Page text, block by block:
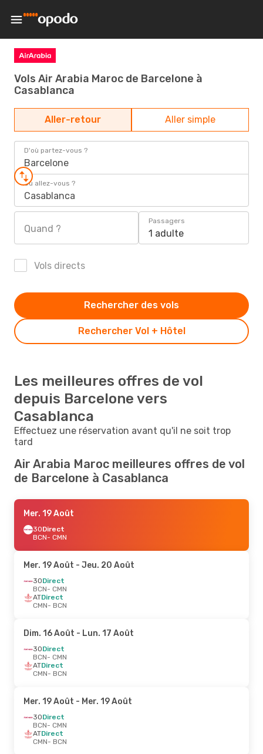
Vols Air Arabia Maroc de Barcelone à
Casablanca
Aller-retour Aller simple
D'où partez-vous ?
Barcelone
Où allez-vous ?
Casablanca
Quand ?
Passagers
1 adulte
Vols directs
Rechercher Vol + Hôtel
Rechercher des vols
Les meilleures offres de vol
depuis Barcelone vers
Casablanca
Effectuez une réservation avant qu'il ne soit trop
tard
Air Arabia Maroc meilleures offres de vol
de Barcelone à Casablanca
Mer. 19 Août
3ODirect
BCN- CMN
Mer. 19 Août - Jeu. 20 Août
3ODirect
BCN- CMN
ATDirect
CMN- BCN
Dim. 16 Août - Lun. 17 Août
3ODirect
BCN- CMN
ATDirect
CMN- BCN
Mer. 19 Août - Mer. 19 Août
3ODirect
BCN- CMN
ATDirect
CMN- BCN